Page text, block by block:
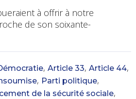
à offrir à notre
de son soixante-
, Article 33, Article 44,
, Parti politique,
de la sécurité sociale,